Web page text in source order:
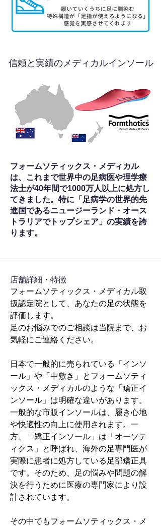
信頼と実績のメディカルインソール
フォームソティックス・メディカル
は、これまで世界中の足病医や理学療
法士が40年間で1000万人以上に処方し
てきました。特に「足病学の世界的先
進国であるニュージーランド・オース
トラリアでトップシェア」の実績を誇
ります。
​店舗詳細・特徴
フォームソティックス・メディカル取
扱認定院として、あなたの足の状態を
評価します。
足のお悩みでのご相談は当院まで、お
気軽にご連絡ください。
日本で一般的に売られている「インソ
ール」や「中敷き」とフォームソティ
ックス・メディカルのような「矯正イ
ンソール」は明確な違いがあります。
一般的な市販インソールは、履き心地
や快適性の向上に使用されます。一
方、「矯正インソール」は「オーソテ
ィクス」と呼ばれ、海外の足専門医が
実際に患者に処方している足部矯正具
です。そのため、足の悩みや問題の解
決を行うために医療の専門家により設
計されています。
その中でもフォームソティックス・メ